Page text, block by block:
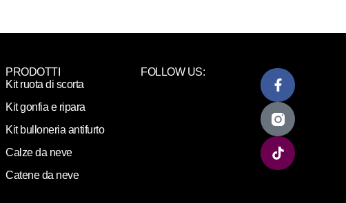
PRODOTTI
Kit ruota di scorta
Kit gonfia e ripara
Kit bulloneria antifurto
Calze da neve
Catene da neve
FOLLOW US: